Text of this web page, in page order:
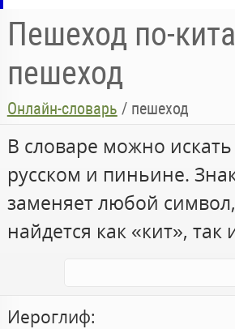
Пешеход по-
пешеход
Онлайн-словарь / пешеход
В словаре можно
русском и пиньине.
заменяет любой
найдется как «кит», так
Иероглиф: